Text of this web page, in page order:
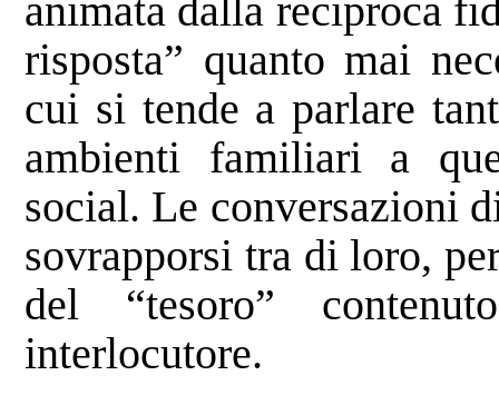
animata dalla reciproca
risposta” quanto mai
cui si tende a parlare
ambienti familiari a
social. Le conversazioni
sovrapporsi tra di loro,
del “tesoro”
interlocutore.